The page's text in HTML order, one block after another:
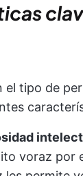
el tipo de
voraz por